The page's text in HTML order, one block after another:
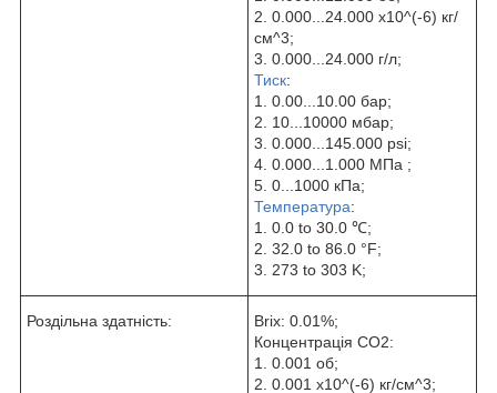
2. 0.000...24.000 x10^(-6) кг/
см^3;
3. 0.000...24.000 г/л;
Тиск:
1. 0.00...10.00 бар;
2. 10...10000 мбар;
3. 0.000...145.000 psi;
4. 0.000...1.000 МПа ;
5. 0...1000 кПа;
Температура:
1. 0.0 to 30.0 ℃;
2. 32.0 to 86.0 °F;
3. 273 to 303 K;
Роздільна здатність:
Brix: 0.01%;
Концентрація CO2:
1. 0.001 об;
2. 0.001 x10^(-6) кг/см^3;